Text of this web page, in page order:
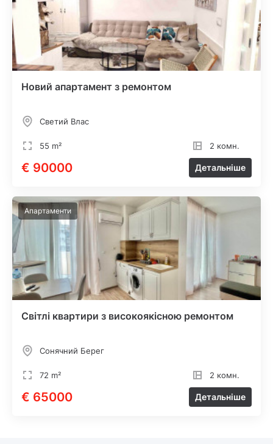
Новий апартамент з ремонтом
Светий Влас
55 m² 2 комн.
€ 90000 Детальніше
Апартаменти
Світлі квартири з високоякісною ремонтом
Сонячний Берег
72 m² 2 комн.
€ 65000 Детальніше